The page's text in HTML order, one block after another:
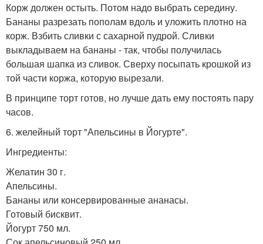
Корж должен остыть. Потом надо выбрать середину.
Бананы разрезать пополам вдоль и уложить плотно на
корж. Взбить сливки с сахарной пудрой. Сливки
выкладываем на бананы - так, чтобы получилась
большая шапка из сливок. Сверху посыпать крошкой из
той части коржа, которую вырезали.
В принципе торт готов, но лучше дать ему постоять пару
часов.
6. желейный торт "Апельсины в Йогурте".
Ингредиенты:
Желатин 30 г.
Апельсины.
Бананы или консервированные ананасы.
Готовый бисквит.
Йогурт 750 мл.